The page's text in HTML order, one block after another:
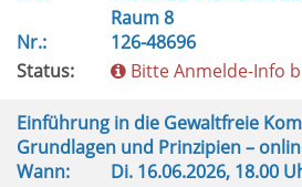
Raum 8
Nr.:
126-48696
Status:
Bitte Anmelde-Info
Einführung in die Gewaltfreie
Grundlagen und Prinzipien –
Wann:
Di. 16.06.2026, 18.00